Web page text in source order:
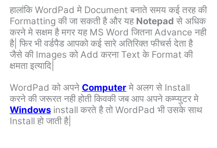
हालांकि WordPad मे Document बनाते समय कई तरह की
Formatting की जा सकती है और यह Notepad से अधिक
करने मे सक्षम है मगर यह MS Word जितना Advance नही
है| फिर भी वर्डपैड आपको कई सारे अतिरिक्त फीचर्स देता है
जैसे की Images को Add करना Text के Format की
क्षमता इत्यादि|
WordPad को अपने Computer मे अलग से Install
करने की जरूरत नही होती किवकी जब आप अपने कम्प्युटर मे
Windows install करते है तो WordPad भी उसके साथ
Install हो जाती है|